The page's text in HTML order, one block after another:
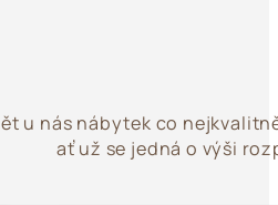
u nás nábytek co
ať už se jedná o výši